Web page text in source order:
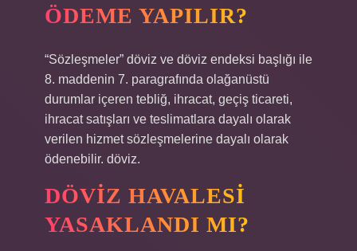
ÖDEME YAPILIR?
“Sözleşmeler” döviz ve döviz endeksi başlığı ile
8. maddenin 7. paragrafında olağanüstü
durumlar içeren tebliğ, ihracat, geçiş ticareti,
ihracat satışları ve teslimatlara dayalı olarak
verilen hizmet sözleşmelerine dayalı olarak
ödenebilir. döviz.
DÖVIZ HAVALESI
YASAKLANDI MI?